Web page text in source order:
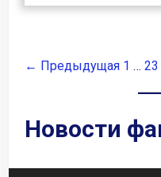
← Предыдущая 1 … 23
Новости